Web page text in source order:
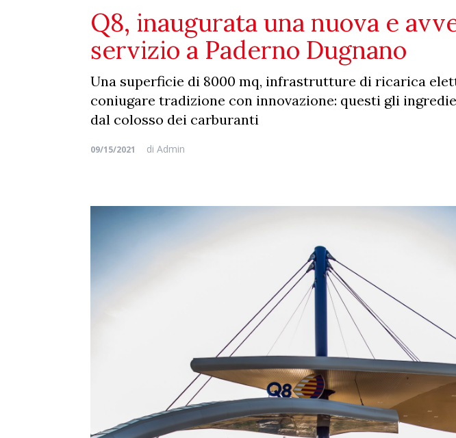
Q8, inaugurata una nuova e
servizio a Paderno Dugnano
Una superficie di 8000 mq, infrastrutture di ricarica
coniugare tradizione con innovazione: questi gli
dal colosso dei carburanti
09/15/2021 di Admin